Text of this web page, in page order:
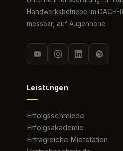
Handwerksbetriebe im DACH-
messbar, auf Augenhöhe.
Leistungen
Erfolgsschmiede
Erfolgsakademie
Ertragreiche Mietstation